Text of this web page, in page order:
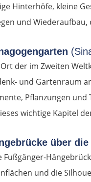
Hinterhöfe, kleine
und
der im Zweiten
und Gartenraum
Pflanzungen
wichtige Kapitel
über
Fußgänger-
und die